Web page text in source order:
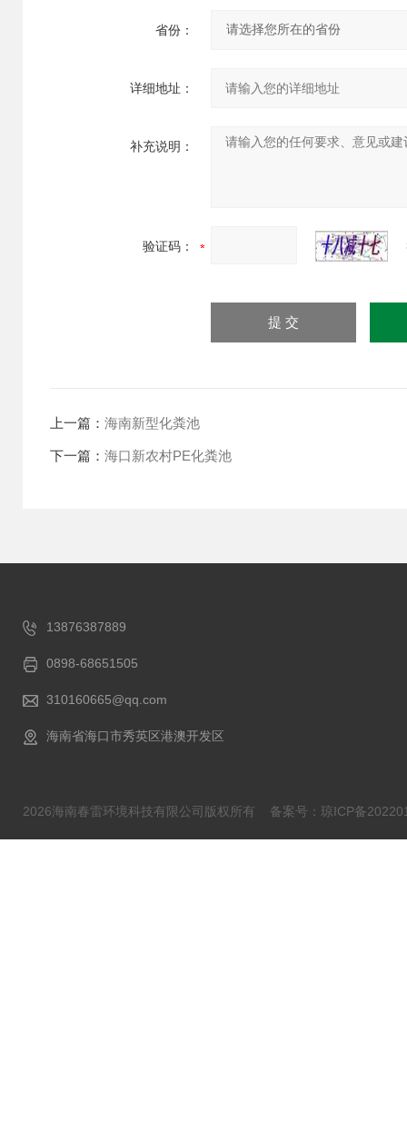
省份：
详细地址：
补充说明：
验证码：
上一篇： 海南新型化粪池
下一篇： 海口新农村PE化粪池
13876387889
0898-68651505
310160665@qq.com
海南省海口市秀英区港澳开发区
2026海南春雷环境科技有限公司版权所有 备案号：琼ICP备